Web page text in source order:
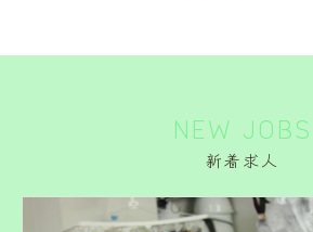
新着求人
NEW JOBS